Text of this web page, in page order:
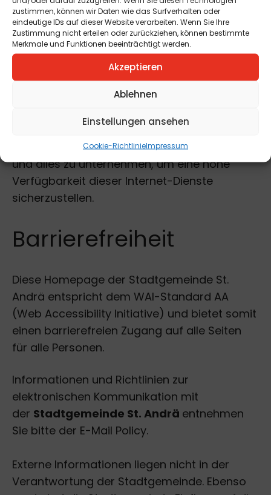
zustimmen, können wir Daten wie das Surfverhalten oder
eindeutige IDs auf dieser Website verarbeiten. Wenn Sie Ihre
Zustimmung nicht erteilen oder zurückziehen, können bestimmte
Merkmale und Funktionen beeinträchtigt werden.
Akzeptieren
Ablehnen
Einstellungen ansehen
Cookie-RichtlinieImpressum
dieStadtgemeinde St. Andräohne Angabe
von Gründen jederzeit gelöscht werden.
Sorgfalt
sich, die E-Government-Dienste den
jeweiligen Sicherheitsstandards anzupassen
und alles zu unternehmen, um eine hohe
Verfügbarkeit dieser Internet-Dienste
sicherzustellen.
Barrierefreiheit
Diese Homepage der Stadtgemeinde St.
Andrä entspricht dem WAI-Standard AA
(Web Accessibility Initiative) und bietet somit
einen barrierefreien Zugang auf alle Seiten
für alle Personen.
Informationen und Richtlinien zur
elektronischen Kommunikation mit
der Stadtgemeinde St. Andrä entnehmen
Sie bitte der E-Mail Policy.
Externe Informationen liegen nicht in der
Verantwortung der Stadtgemeinde. Ebenso